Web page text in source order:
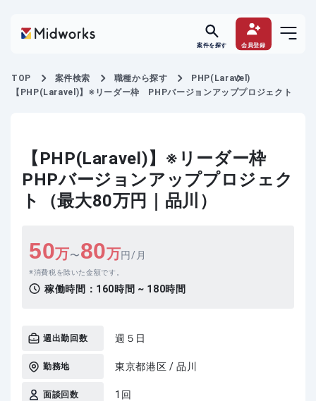
案件を探す 会員登録
TOP 案件検索 職種から探す
PHP(Laravel)
【PHP(Laravel)】※リーダー枠 PHPバージョンアッププロジェクト
【PHP(Laravel)】※リーダー枠
PHPバージョンアッププロジェク
ト（最大80万円｜品川）
50万〜80万円/月
消費税を除いた金額です。
稼働時間： 160時間 ~ 180時間
週出勤回数 週５日
勤務地 東京都港区 / 品川
面談回数 1回